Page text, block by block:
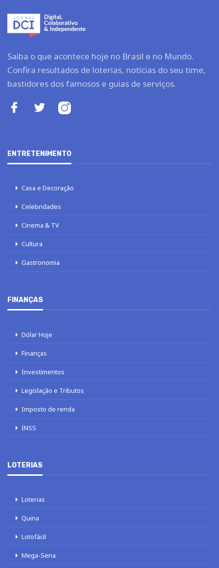
Saiba o que acontece hoje no Brasil e no Mundo.
Confira resultados de loterias, notícias do seu time,
bastidores dos famosos e guias de serviços.
ENTRETENIMENTO
Casa e Decoração
Celebridades
Cinema & TV
Cultura
Gastronomia
FINANÇAS
Dólar Hoje
Finanças
Investimentos
Legislação e Tributos
Imposto de renda
INSS
LOTERIAS
Loterias
Quina
Lotofácil
Mega-Sena